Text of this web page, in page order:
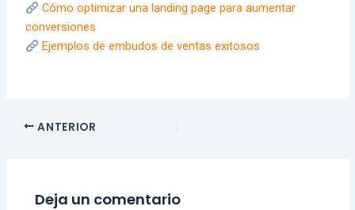
Cómo optimizar una landing page para aumentar
conversiones
Ejemplos de embudos de ventas exitosos
ANTERIOR
Deja un comentario